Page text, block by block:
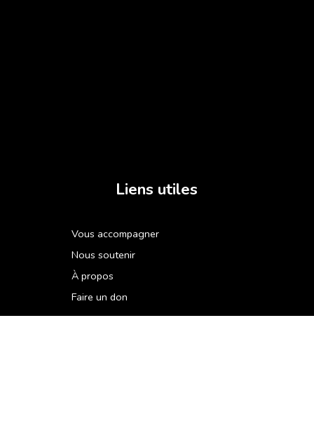
Liens utiles
Vous accompagner
Nous soutenir
À propos
Faire un don